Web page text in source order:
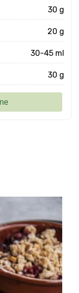
30 g
20 g
30-45 ml
30 g